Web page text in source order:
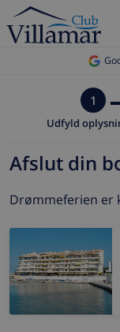
1
Udfyld
Afslut din
Drømmeferien er